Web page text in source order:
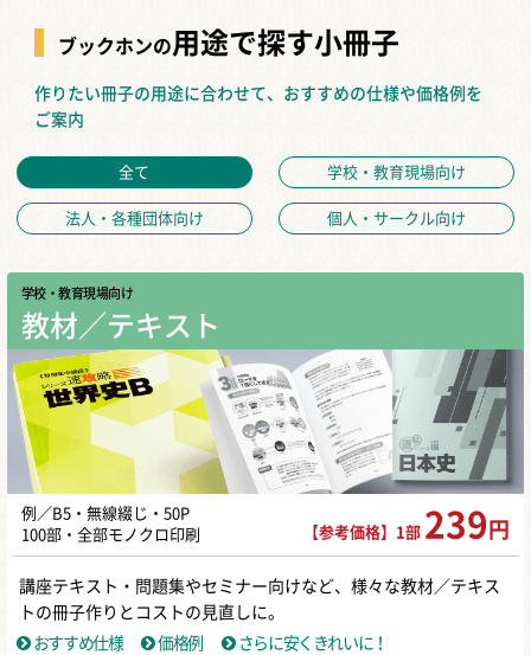
ブックホンの用途で探す小冊子
作りたい冊子の用途に合わせて、おすすめの仕様や価格例を
ご案内
全て 学校・教育現場向け
法人・各種団体向け 個人・サークル向け
学校・教育現場向け
教材／テキスト
例／B5・無線綴じ・50P
100部・全部モノクロ印刷
【参考価格】1部 239 円
講座テキスト・問題集やセミナー向けなど、様々な教材／テキス
トの冊子作りとコストの見直しに。
おすすめ仕様
価格例 さらに安くきれいに！